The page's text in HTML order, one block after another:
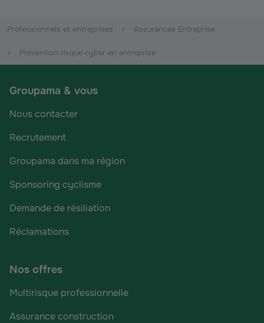
Professionnels et entreprises Assurances Entreprise
Prévention risque cyber en entreprise
Groupama & vous
Nous contacter
Recrutement
Groupama dans ma région
Sponsoring cyclisme
Demande de résiliation
Réclamations
Nos offres
Multirisque professionnelle
Assurance construction